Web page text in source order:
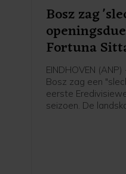
Bosz zag
Fortuna
EINDHOVEN
Bosz zag een
eerste
seizoen. De